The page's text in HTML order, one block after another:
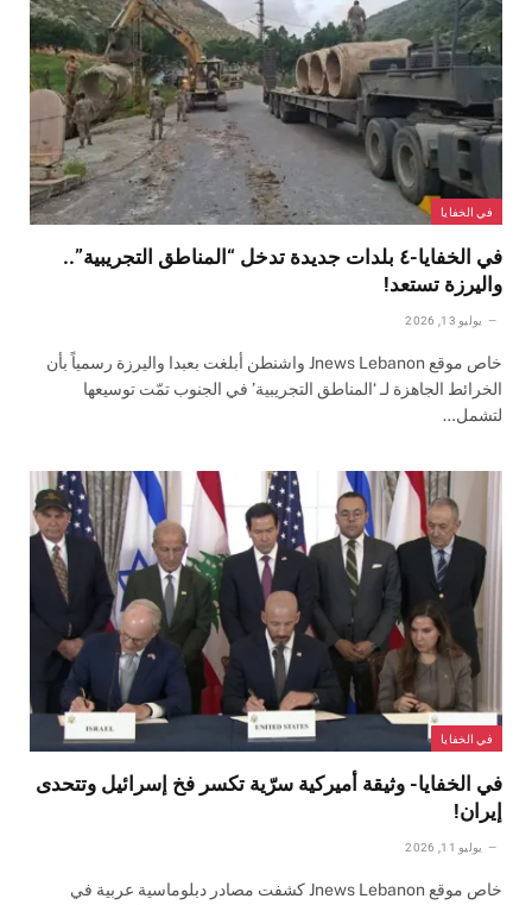
في الخفايا
في الخفايا-٤ بلدات جديدة تدخل “المناطق التجريبية”..
واليرزة تستعد!
يوليو 13, 2026
خاص موقع Jnews Lebanon واشنطن أبلغت بعبدا واليرزة رسمياً بأن
الخرائط الجاهزة لـ ‘المناطق التجريبية’ في الجنوب تمّت توسيعها
لتشمل…
في الخفايا
في الخفايا- وثيقة أميركية سرّية تكسر فخ إسرائيل وتتحدى
إيران!
يوليو 11, 2026
خاص موقع Jnews Lebanon كشفت مصادر دبلوماسية عربية في